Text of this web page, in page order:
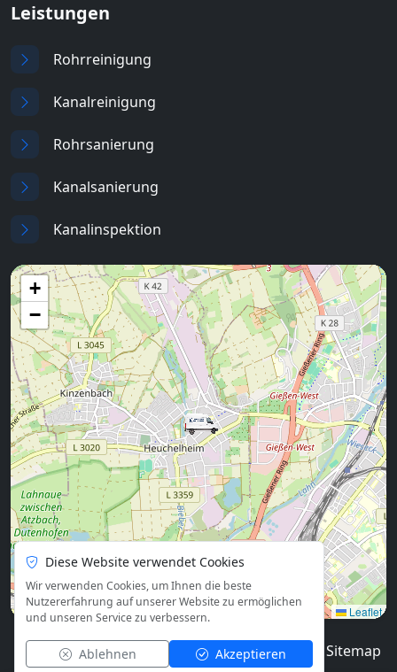
Leistungen
Rohrreinigung
Kanalreinigung
Rohrsanierung
Kanalsanierung
Kanalinspektion
+
−
Leaflet
© 2026 Blog Impressum Datenschutz Sitemap
Diese Website verwendet Cookies
Wir verwenden Cookies, um Ihnen die beste
Nutzererfahrung auf unserer Website zu ermöglichen
und unseren Service zu verbessern.
Ablehnen Akzeptieren